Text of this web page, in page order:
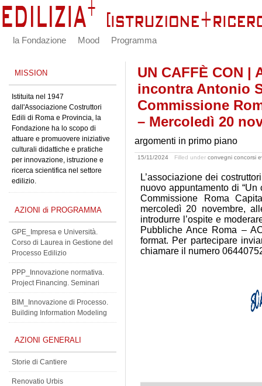
la Fondazione Mood Programma
UN CAFFÈ CON |
incontra Antonio
Commissione
– Mercoledì 20
argomenti in primo piano
15/11/2024 Filled under convegni concorsi
L’associazione dei
nuovo appuntamento di “Un
Commissione Roma
mercoledì 20 novembre,
introdurre l’ospite e
Pubbliche Ance Roma –
format. Per partecipare
chiamare il numero
MISSION
Istituita nel 1947
dall'Associazione Costruttori
Edili di Roma e Provincia, la
Fondazione ha lo scopo di
attuare e promuovere iniziative
culturali didattiche e pratiche
per innovazione, istruzione e
ricerca scientifica nel settore
edilizio.
AZIONI di PROGRAMMA
GPE_Impresa e Università.
Corso di Laurea in Gestione del
Processo Edilizio
PPP_Innovazione normativa.
Project Financing. Seminari
BIM_Innovazione di Processo.
Building Information Modeling
AZIONI GENERALI
Storie di Cantiere
Renovatio Urbis